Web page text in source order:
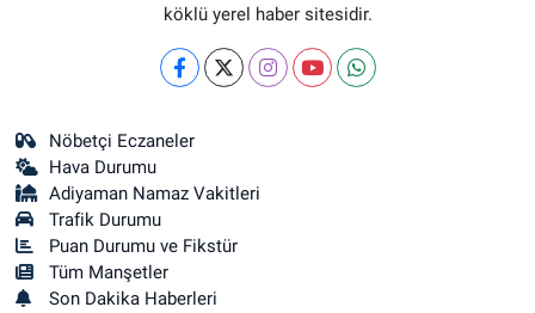
köklü yerel haber sitesidir.
Nöbetçi Eczaneler
Hava Durumu
Adiyaman Namaz Vakitleri
Trafik Durumu
Puan Durumu ve Fikstür
Tüm Manşetler
Son Dakika Haberleri